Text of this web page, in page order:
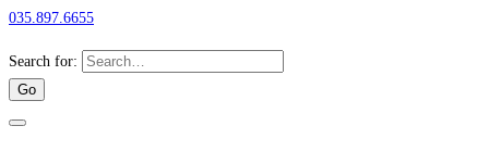
035.897.6655
Search for: